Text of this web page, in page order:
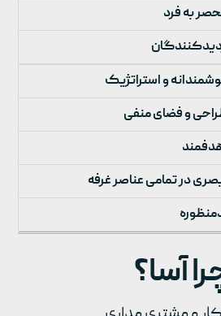
به فرد
و استراتژیک
و فضای منفی
در تمامی عناصر غرفه
آسا؟